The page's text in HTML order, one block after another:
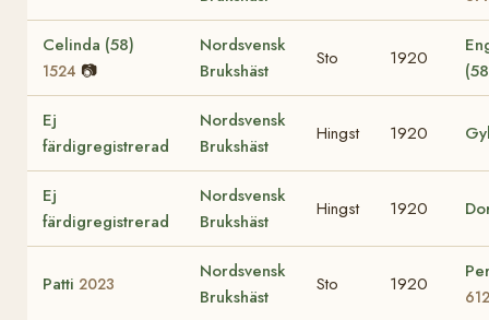
Celinda (58)
1524 📷
Nordsvensk
Brukshäst
Sto 1920
Ej
färdigregistrerad
Nordsvensk
Brukshäst
Hingst 1920
Ej
färdigregistrerad
Nordsvensk
Brukshäst
Hingst 1920
Patti 2023
Nordsvensk
Brukshäst
Sto 1920
612